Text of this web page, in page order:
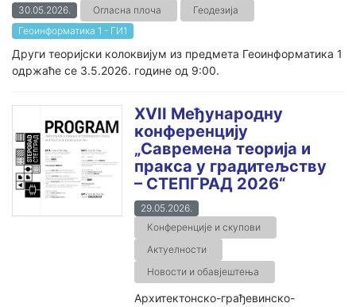
30.05.2026. Огласна плоча
Геодезија
Геоинформатика 1 - ГИ1
Други теоријски колоквијум из предмета Геоинформатика 1
одржаће се 3.5.2026. године од 9:00.
XVII Међународну
конференцију
„Савремена теорија и
пракса у градитељству
– СТЕПГРАД 2026“
29.05.2026.
Конференције и скупови
Актуелности
Новости и обавјештења
Архитектонско-грађевинско-